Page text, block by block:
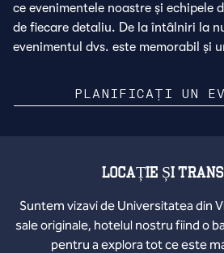
ce evenimentele noastre și echipele
de fiecare detaliu. De la întâlniri la
evenimentul dvs. este memorabil și
PLANIFICAȚI UN
LOCAȚIE ȘI
Suntem vizavi de Universitatea din
sale originale, hotelul nostru fiind o
pentru a explora tot ce este